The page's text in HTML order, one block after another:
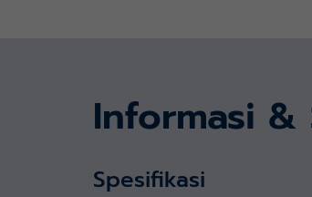
Informasi
Spesifikasi